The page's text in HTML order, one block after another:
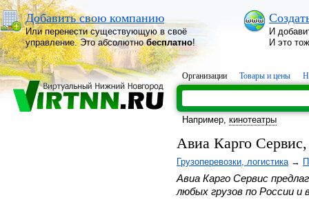
Добавить свою компанию
Или перенести существующую в своё
управление. Это абсолютнобесплатно!
И
И это
Организации Товары и цены
Например, кинотеатры
Авиа Карго
Грузоперевозки, логистика→
Авиа Карго Сервис
любых грузов по России